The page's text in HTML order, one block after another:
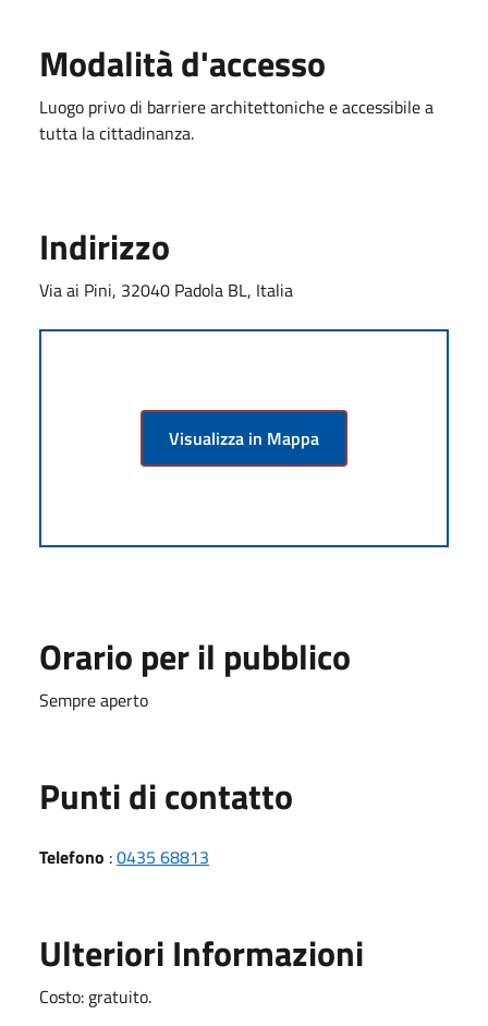
Modalità d'accesso
Luogo privo di barriere architettoniche e accessibile a
tutta la cittadinanza.
Indirizzo
Via ai Pini, 32040 Padola BL, Italia
Visualizza in Mappa
Orario per il pubblico
Sempre aperto
Punti di contatto
Telefono :0435 68813
Ulteriori Informazioni
Costo: gratuito.